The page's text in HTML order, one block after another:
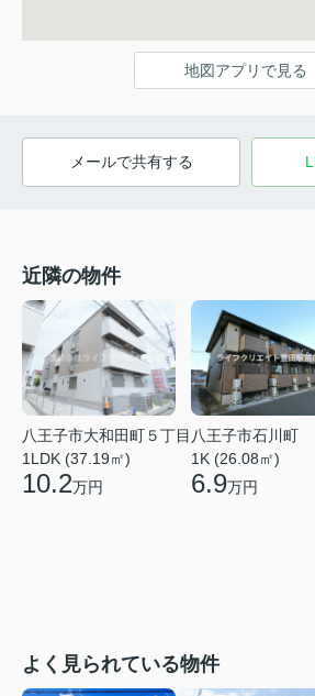
地図アプリで見る
メールで共有する
近隣の物件
八王子市大和田町５丁目
1LDK (37.19㎡)
10.2万円
八王子市石川町
1K (26.08㎡)
6.9万円
よく見られている物件